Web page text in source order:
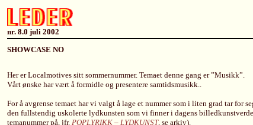
nr. 8.0 juli 2002
SHOWCASE NO
Her er Localmotives sitt sommernummer. Temaet denne gang er ”Musikk”.
Vårt ønske har vært å formidle og presentere samtidsmusikk..
For å avgrense temaet har vi valgt å lage et nummer som i liten grad tar for
den fullstendig uskolerte lydkunsten som vi finner i dagens
temanummer på, jfr. POPLYRIKK – LYDKUNST, se arkiv).